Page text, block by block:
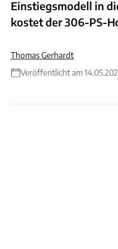
Einstiegsmodell in
kostet der 306-PS-
Thomas Gerhardt
Veröffentlicht am